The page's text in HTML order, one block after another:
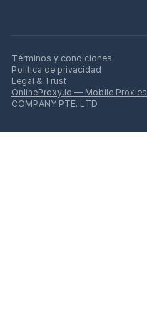
Términos y condiciones
Política de privacidad
Legal & Trust
OnlineProxy.io — Mobile Proxies
COMPANY PTE. LTD